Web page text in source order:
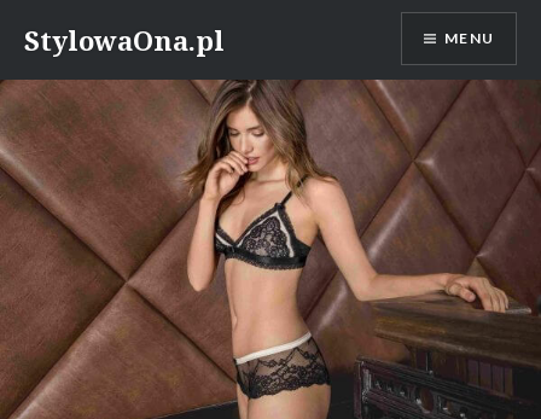
content
StylowaOna.pl MENU